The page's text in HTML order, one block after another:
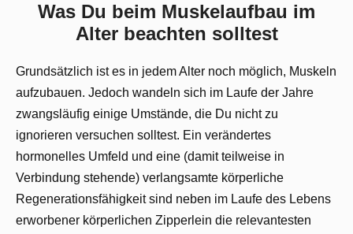
Was Du beim Muskelaufbau im
Alter beachten solltest
Grundsätzlich ist es in jedem Alter noch möglich, Muskeln
aufzubauen. Jedoch wandeln sich im Laufe der Jahre
zwangsläufig einige Umstände, die Du nicht zu
ignorieren versuchen solltest. Ein verändertes
hormonelles Umfeld und eine (damit teilweise in
Verbindung stehende) verlangsamte körperliche
Regenerationsfähigkeit sind neben im Laufe des Lebens
erworbener körperlichen Zipperlein die relevantesten